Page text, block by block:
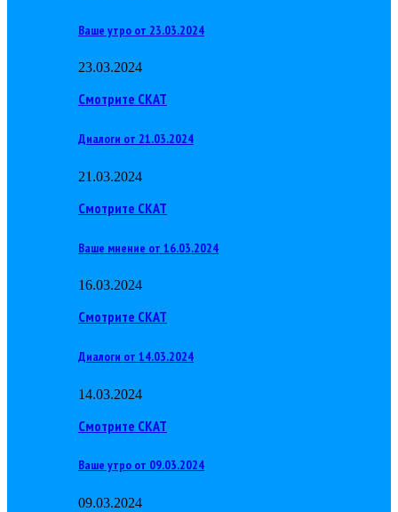
Ваше утро от 23.03.2024
23.03.2024
Смотрите СКАТ
Диалоги от 21.03.2024
21.03.2024
Смотрите СКАТ
Ваше мнение от 16.03.2024
16.03.2024
Смотрите СКАТ
Диалоги от 14.03.2024
14.03.2024
Смотрите СКАТ
Ваше утро от 09.03.2024
09.03.2024